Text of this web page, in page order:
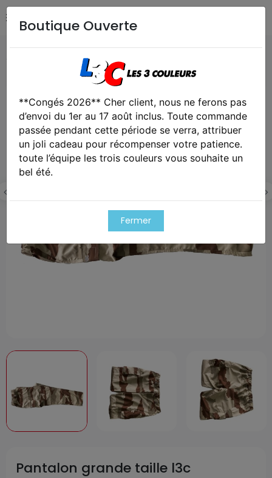
Notre Marque L3C®
Pantalon grande taille l3c
Boutique Ouverte
**Congés 2026** Cher client, nous ne ferons pas
d’envoi du 1er au 17 août inclus. Toute commande
passée pendant cette période se verra, attribuer
un joli cadeau pour récompenser votre patience.
toute l’équipe les trois couleurs vous souhaite un
bel été.
Fermer